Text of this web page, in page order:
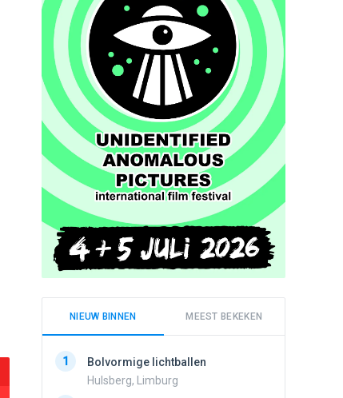
NIEUW BINNEN MEEST BEKEKEN
1
Bolvormige lichtballen
Hulsberg, Limburg